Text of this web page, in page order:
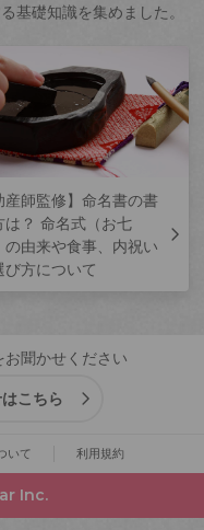
基礎知識を集めました。
産師監修】命名書の書
は？ 命名式（お七
の由来や食事、内祝い
び方について
聞かせください
こちら
いて 利用規約
Inc.